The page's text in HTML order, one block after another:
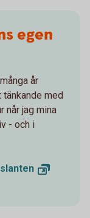
egen
år
med
når jag mina
- och i